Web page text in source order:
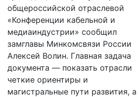
общероссийской отраслевой
«Конференции кабельной и
медиаиндустрии» сообщил
замглавы Минкомсвязи России
Алексей Волин. Главная задача
документа — показать отрасли
четкие ориентиры и
магистральные пути развития, а